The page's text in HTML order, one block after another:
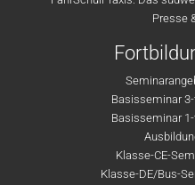
Presse
Basisseminar
Basisseminar
Klasse-CE-
Klasse-DE/Bus-